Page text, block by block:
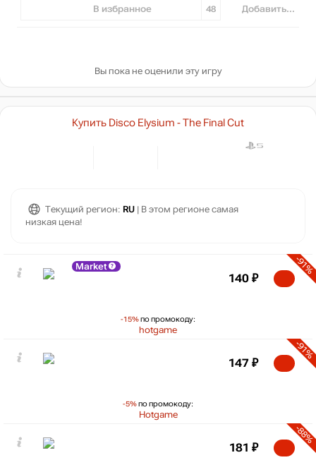
В избранное 48 Добавить...
Вы пока не оценили эту игру
Купить Disco Elysium - The Final Cut
Текущий регион: RU | В этом регионе самая
низкая цена!
Market
-15%по промокоду:
hotgame
-91%
140 ₽
-5%по промокоду:
Hotgame
-91%
147 ₽
-88%
181 ₽